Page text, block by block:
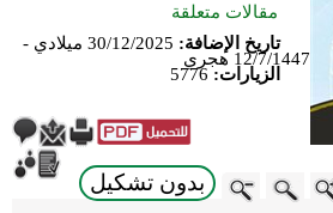
مقالات متعلقة
تاريخ الإضافة:
30/12/2025 ميلادي -
12/7/1447 هجري
الزيارات: 5776
بدون تشكيل